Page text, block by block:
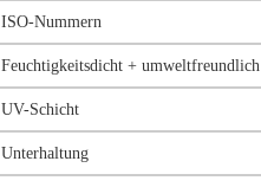
ISO-Nummern
Feuchtigkeitsdicht + umweltfreundlich
UV-Schicht
Unterhaltung